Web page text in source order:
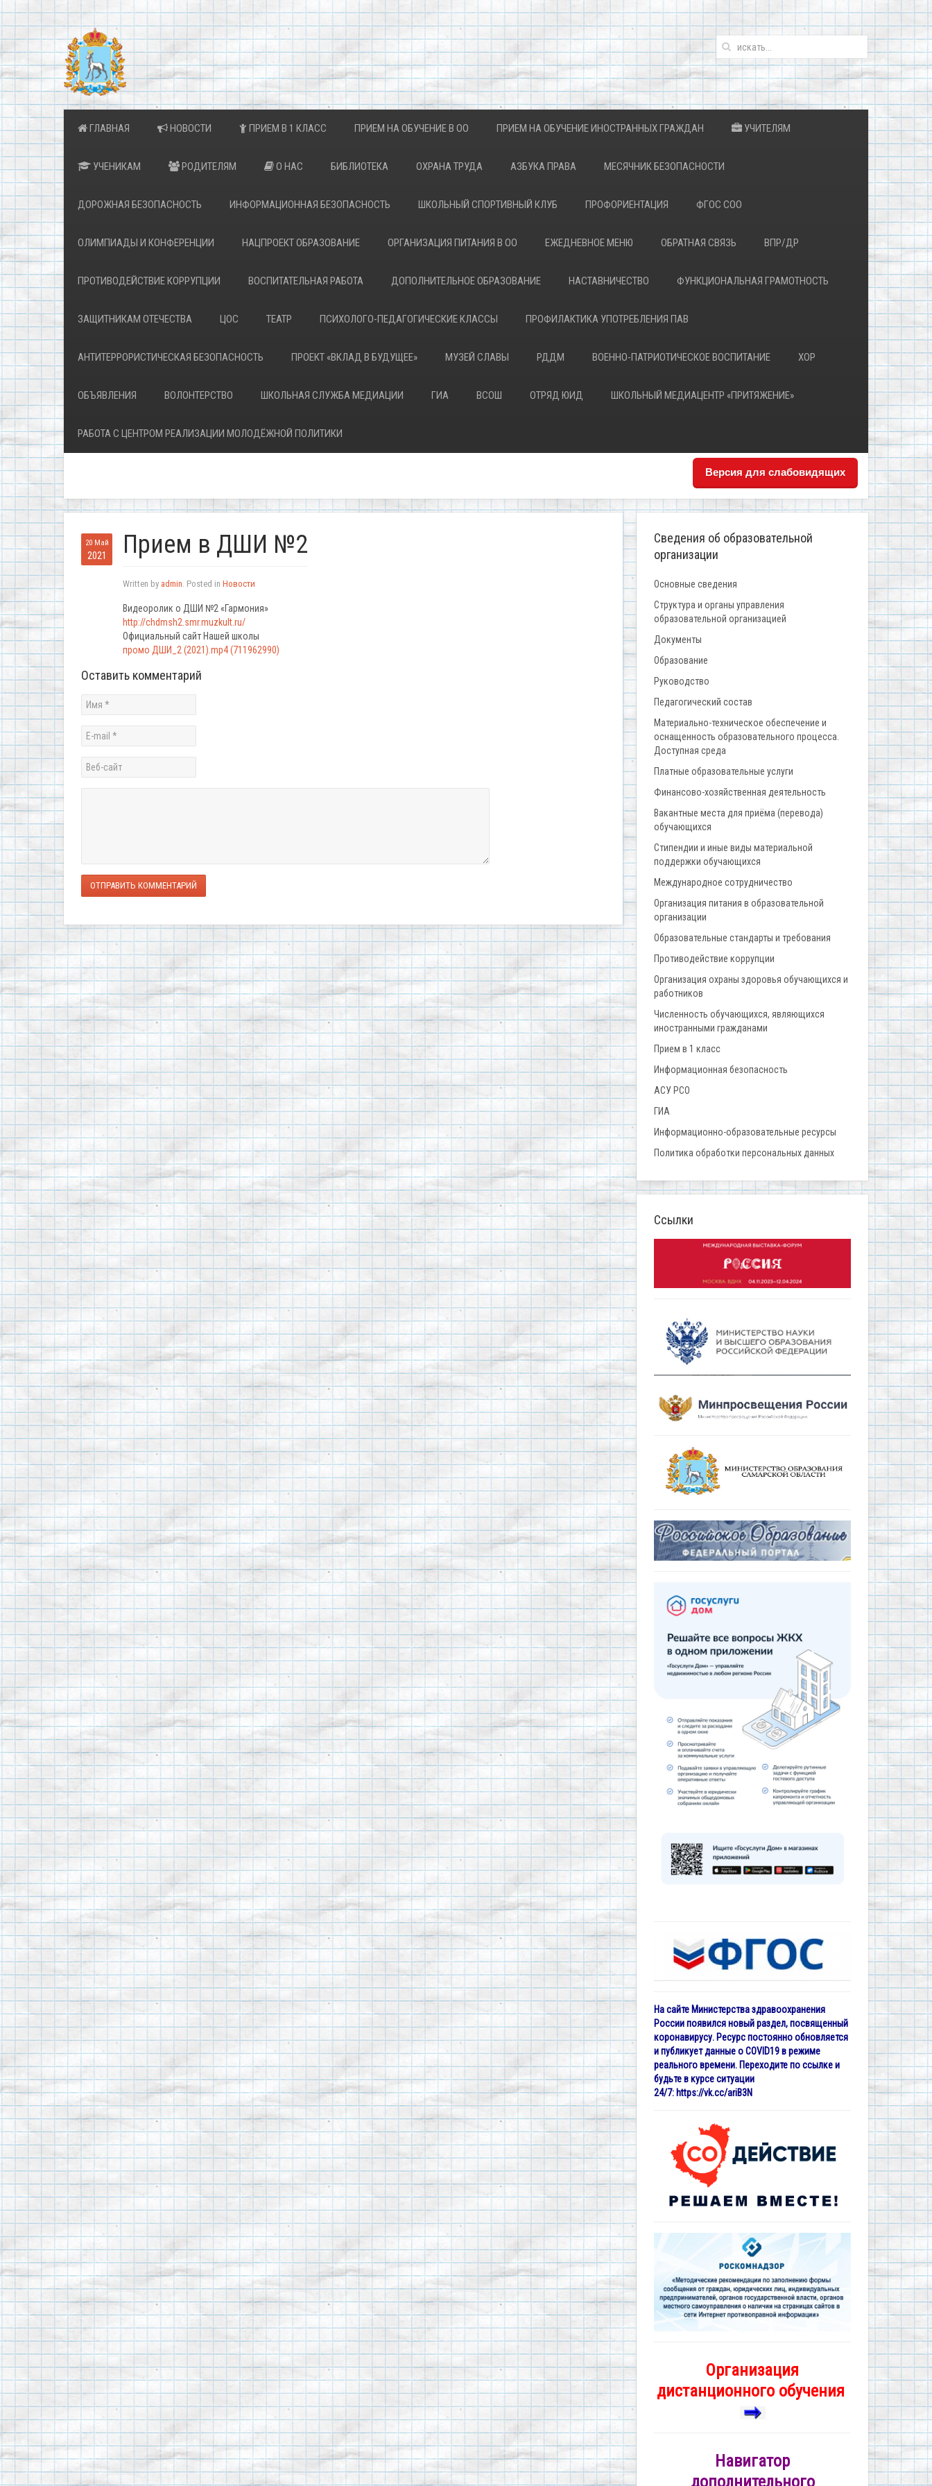
ГЛАВНАЯ НОВОСТИ ПРИЕМ В 1 КЛАСС ПРИЕМ НА ОБУЧЕНИЕ В ОО ПРИЕМ НА ОБУЧЕНИЕ ИНОСТРАННЫХ ГРАЖДАН УЧИТЕЛЯМ
УЧЕНИКАМ РОДИТЕЛЯМ О НАС БИБЛИОТЕКА ОХРАНА ТРУДА АЗБУКА ПРАВА МЕСЯЧНИК БЕЗОПАСНОСТИ
ДОРОЖНАЯ БЕЗОПАСНОСТЬ ИНФОРМАЦИОННАЯ БЕЗОПАСНОСТЬ ШКОЛЬНЫЙ СПОРТИВНЫЙ КЛУБ ПРОФОРИЕНТАЦИЯ ФГОС СОО
ОЛИМПИАДЫ И КОНФЕРЕНЦИИ НАЦПРОЕКТ ОБРАЗОВАНИЕ ОРГАНИЗАЦИЯ ПИТАНИЯ В ОО ЕЖЕДНЕВНОЕ МЕНЮ ОБРАТНАЯ СВЯЗЬ ВПР/ДР
ПРОТИВОДЕЙСТВИЕ КОРРУПЦИИ ВОСПИТАТЕЛЬНАЯ РАБОТА ДОПОЛНИТЕЛЬНОЕ ОБРАЗОВАНИЕ НАСТАВНИЧЕСТВО ФУНКЦИОНАЛЬНАЯ ГРАМОТНОСТЬ
ЗАЩИТНИКАМ ОТЕЧЕСТВА ЦОС ТЕАТР ПСИХОЛОГО-ПЕДАГОГИЧЕСКИЕ КЛАССЫ ПРОФИЛАКТИКА УПОТРЕБЛЕНИЯ ПАВ
АНТИТЕРРОРИСТИЧЕСКАЯ БЕЗОПАСНОСТЬ ПРОЕКТ «ВКЛАД В БУДУЩЕЕ» МУЗЕЙ СЛАВЫ РДДМ ВОЕННО-ПАТРИОТИЧЕСКОЕ ВОСПИТАНИЕ ХОР
ОБЪЯВЛЕНИЯ ВОЛОНТЕРСТВО ШКОЛЬНАЯ СЛУЖБА МЕДИАЦИИ ГИА ВСОШ ОТРЯД ЮИД ШКОЛЬНЫЙ МЕДИАЦЕНТР «ПРИТЯЖЕНИЕ»
РАБОТА С ЦЕНТРОМ РЕАЛИЗАЦИИ МОЛОДЁЖНОЙ ПОЛИТИКИ
Версия для слабовидящих
20 Май
2021 Прием в ДШИ №2
Written by admin. Posted in Новости
Видеоролик о ДШИ №2 «Гармония»
http://chdmsh2.smr.muzkult.ru/
Официальный сайт Нашей школы
промо ДШИ_2 (2021).mp4 (711962990)
Оставить комментарий
ОТПРАВИТЬ КОММЕНТАРИЙ
Сведения об образовательной
организации
Основные сведения
Структура и органы управления
образовательной организацией
Документы
Образование
Руководство
Педагогический состав
Материально-техническое обеспечение и
оснащенность образовательного процесса.
Доступная среда
Платные образовательные услуги
Финансово-хозяйственная деятельность
Вакантные места для приёма (перевода)
обучающихся
Стипендии и иные виды материальной
поддержки обучающихся
Международное сотрудничество
Организация питания в образовательной
организации
Образовательные стандарты и требования
Противодействие коррупции
Организация охраны здоровья обучающихся и
работников
Численность обучающихся, являющихся
иностранными гражданами
Прием в 1 класс
Информационная безопасность
АСУ РСО
ГИА
Информационно-образовательные ресурсы
Политика обработки персональных данных
Ссылки
На сайте Министерства здравоохранения
России появился новый раздел, посвященный
коронавирусу. Ресурс постоянно обновляется
и публикует данные о COVID19 в режиме
реального времени. Переходите по ссылке и
будьте в курсе ситуации
24/7: https://vk.cc/ariB3N
Организация
дистанционного обучения
Навигатор
дополнительного